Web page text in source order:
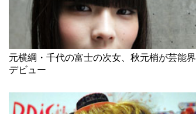
元横綱・千代の富士の次女、秋元梢が芸能界
デビュー